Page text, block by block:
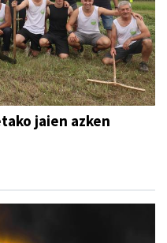
jaien azken